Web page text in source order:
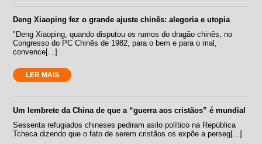
Deng Xiaoping fez o grande ajuste chinês: alegoria e utopia
"Deng Xiaoping, quando disputou os rumos do dragão chinês, no
Congresso do PC Chinês de 1982, para o bem e para o mal,
convence[...]
LER MAIS
Um lembrete da China de que a “guerra aos cristãos” é mundial
Sessenta refugiados chineses pediram asilo político na República
Tcheca dizendo que o fato de serem cristãos os expõe a perseg[...]